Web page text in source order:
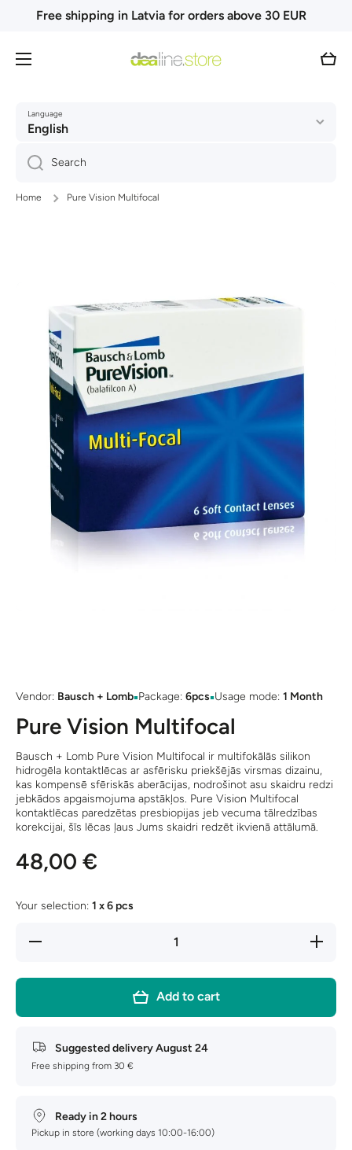
Skip to content
Free shipping in Latvia for orders above 30 EUR
Cart
Language
English
Search
Home Pure Vision Multifocal
Vendor: Bausch + Lomb▪Package: 6pcs▪Usage mode: 1 Month
Pure Vision Multifocal
Bausch + Lomb Pure Vision Multifocal ir multifokālās silikon
hidrogēla kontaktlēcas ar asfērisku priekšējās virsmas dizainu,
kas kompensē sfēriskās aberācijas, nodrošinot asu skaidru redzi
jebkādos apgaismojuma apstākļos. Pure Vision Multifocal
kontaktlēcas paredzētas presbiopijas jeb vecuma tālredzības
korekcijai, šīs lēcas ļaus Jums skaidri redzēt ikvienā attālumā.
48,00 €
Your selection: 1 x 6 pcs
Decrease
Increase
quantity
Multifocal
Add to cart
Suggested deliveryAugust 24
Free shipping from 30 €
Ready in 2 hours
Pickup in store (working days 10:00-16:00)